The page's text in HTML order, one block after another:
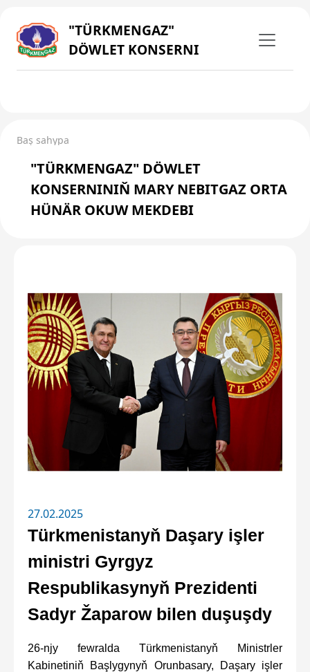
"TÜRKMENGAZ"
DÖWLET KONSERNI
Baş sahypa
"TÜRKMENGAZ" DÖWLET
KONSERNINIŇ MARY NEBITGAZ ORTA
HÜNÄR OKUW MEKDEBI
27.02.2025
Türkmenistanyň Daşary işler
ministri Gyrgyz
Respublikasynyň Prezidenti
Sadyr Žaparow bilen duşuşdy
26-njy fewralda Türkmenistanyň Ministrler
Kabinetiniň Başlygynyň Orunbasary, Daşary işler